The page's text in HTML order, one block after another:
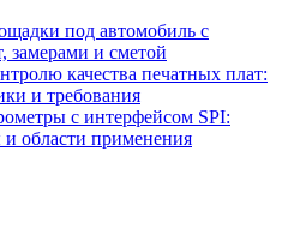
под автомобиль с
замерами и сметой
качества печатных плат:
и требования
с интерфейсом SPI:
области применения